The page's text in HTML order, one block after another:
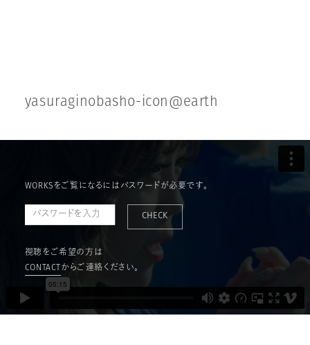
yasu ragi no basho- icon @ea rth
WORKSをご覧になるにはパスワードが必要です。
CHECK
視聴をご希望の方は
CONTACT からご連絡ください。